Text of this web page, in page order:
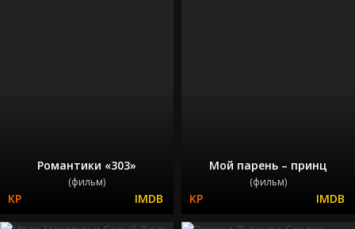
Романтики «303»
(фильм)
Мой парень – принц
(фильм)